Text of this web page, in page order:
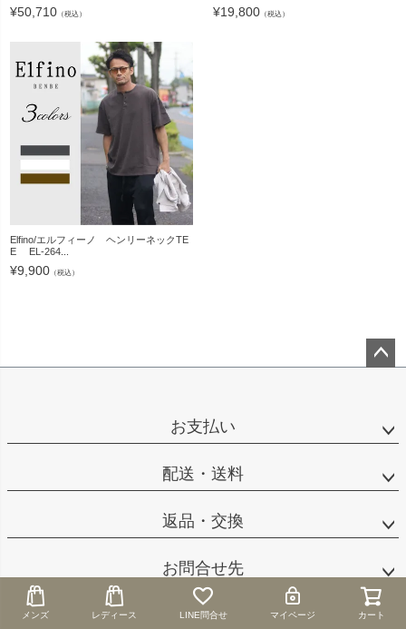
メンズ レディース LINE問合せ マイページ カート
メンズ レディース LINE問合せ マイページ カート
¥50,710 （税込） ¥19,800 （税込）
Elfino/エルフィーノ ヘンリーネックTE
E EL-264...
¥9,900 （税込）
お支払い
配送・送料
返品・交換
お問合せ先
店舗概要